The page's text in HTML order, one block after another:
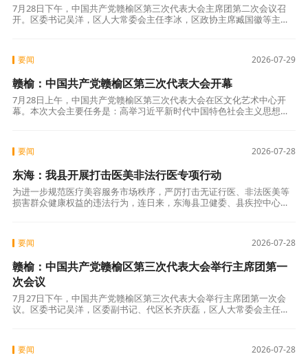
7月28日下午，中国共产党赣榆区第三次代表大会主席团第二次会议召
开。区委书记吴洋，区人大常委会主任李冰，区政协主席臧国徽等主席
2026-07-29
要闻
赣榆：中国共产党赣榆区第三次代表大会开幕
7月28日上午，中国共产党赣榆区第三次代表大会在区文化艺术中心开
幕。本次大会主要任务是：高举习近平新时代中国特色社会主义思想伟
2026-07-28
要闻
东海：我县开展打击医美非法行医专项行动
为进一步规范医疗美容服务市场秩序，严厉打击无证行医、非法医美等
损害群众健康权益的违法行为，连日来，东海县卫健委、县疾控中心
2026-07-28
要闻
赣榆：中国共产党赣榆区第三次代表大会举行主席团第一
次会议
7月27日下午，中国共产党赣榆区第三次代表大会举行主席团第一次会
议。区委书记吴洋，区委副书记、代区长齐庆磊，区人大常委会主任李
2026-07-28
要闻